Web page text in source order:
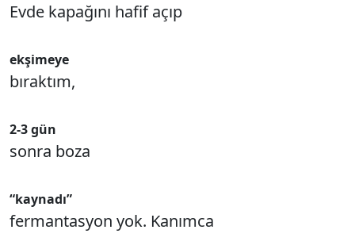
Evde kapağını hafif açıp
ekşimeye
bıraktım,
2-3 gün
sonra boza
“kaynadı”
fermantasyon yok. Kanımca